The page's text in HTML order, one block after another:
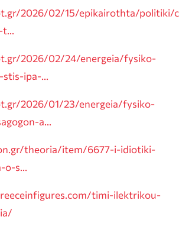
2026/02/15/epikairothta/politiki/c
t…
2026/02/24/energeia/fysiko-
stis-ipa-…
2026/01/23/energeia/fysiko-
a…
theoria/item/6677-i-idiotiki-
o-s…
timi-ilektrikou-